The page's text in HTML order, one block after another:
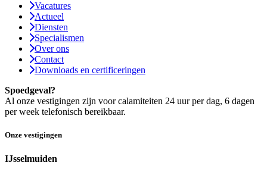
Vacatures
Actueel
Diensten
Specialismen
Over ons
Contact
Downloads en certificeringen
Spoedgeval?
Al onze vestigingen zijn voor calamiteiten 24 uur per dag, 6 dagen
per week telefonisch bereikbaar.
Onze vestigingen
IJsselmuiden